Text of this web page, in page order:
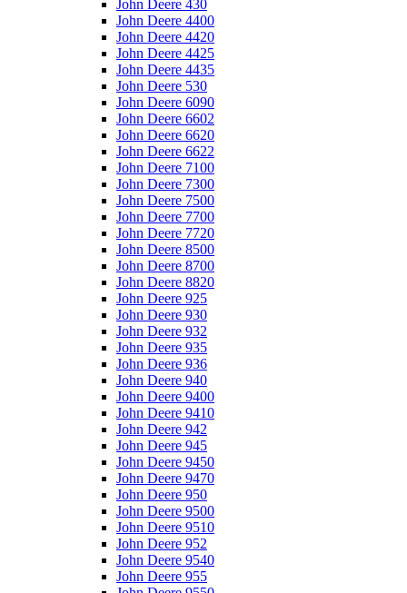
John Deere 430
John Deere 4400
John Deere 4420
John Deere 4425
John Deere 4435
John Deere 530
John Deere 6090
John Deere 6602
John Deere 6620
John Deere 6622
John Deere 7100
John Deere 7300
John Deere 7500
John Deere 7700
John Deere 7720
John Deere 8500
John Deere 8700
John Deere 8820
John Deere 925
John Deere 930
John Deere 932
John Deere 935
John Deere 936
John Deere 940
John Deere 9400
John Deere 9410
John Deere 942
John Deere 945
John Deere 9450
John Deere 9470
John Deere 950
John Deere 9500
John Deere 9510
John Deere 952
John Deere 9540
John Deere 955